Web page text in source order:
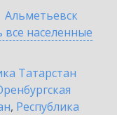
Альметьевск
все населенные
Татарстан
, Республика